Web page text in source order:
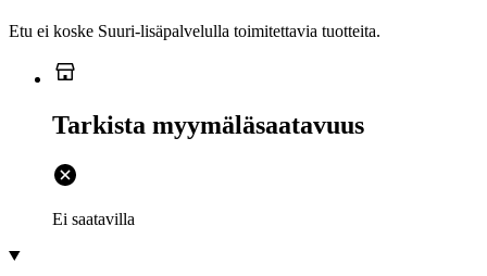
Etu ei koske Suuri‑lisäpalvelulla toimitettavia tuotteita.
Tarkista myymäläsaatavuus
Ei saatavilla